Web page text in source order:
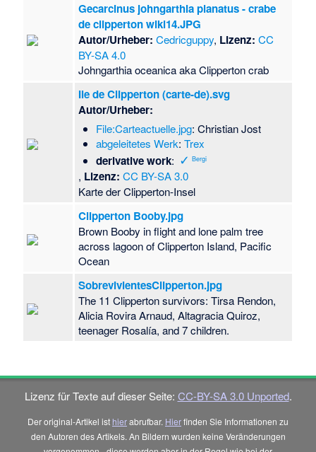
Gecarcinus johngarthia planatus - crabe
de clipperton wiki14.JPG
Autor/Urheber: Cedricguppy, Lizenz: CC
BY-SA 4.0
Johngarthia oceanica aka Clipperton crab
Ile de Clipperton (carte-de).svg
Autor/Urheber:
File:Carteactuelle.jpg: Christian Jost
abgeleitetes Werk: Trex
derivative work: ✓ Bergi
, Lizenz: CC BY-SA 3.0
Karte der Clipperton-Insel
Clipperton Booby.jpg
Brown Booby in flight and lone palm tree
across lagoon of Clipperton Island, Pacific
Ocean
SobrevivientesClipperton.jpg
The 11 Clipperton survivors: Tirsa Rendon,
Alicia Rovira Arnaud, Altagracia Quiroz,
teenager Rosalía, and 7 children.
Lizenz für Texte auf dieser Seite: CC-BY-SA 3.0 Unported.
Der original-Artikel ist hierabrufbar. Hierfinden Sie Informationen zu
den Autoren des Artikels. An Bildern wurden keine Veränderungen